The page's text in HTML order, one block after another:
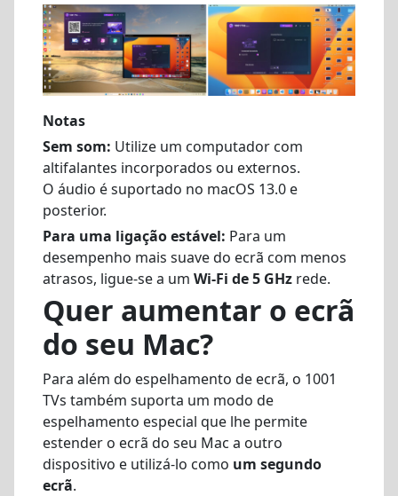
Notas
Sem som: Utilize um computador com
altifalantes incorporados ou externos.
O áudio é suportado no macOS 13.0 e
posterior.
Para uma ligação estável: Para um
desempenho mais suave do ecrã com menos
atrasos, ligue-se a um Wi-Fi de 5 GHz rede.
Quer aumentar o ecrã
do seu Mac?
Para além do espelhamento de ecrã, o 1001
TVs também suporta um modo de
espelhamento especial que lhe permite
estender o ecrã do seu Mac a outro
dispositivo e utilizá-lo como um segundo
ecrã.